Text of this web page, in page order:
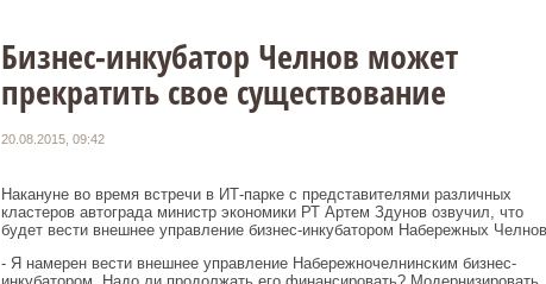
Бизнес-инкубатор Челнов может
прекратить свое существование
20.08.2015, 09:42
Накануне во время встречи в ИТ-парке с представителями различных
кластеров автограда министр экономики РТ Артем Здунов озвучил, что
будет вести внешнее управление бизнес-инкубатором Набережных Челнов.
- Я намерен вести внешнее управление Набережночелнинским бизнес-
инкубатором. Надо ли продолжать его финансировать? Модернизировать